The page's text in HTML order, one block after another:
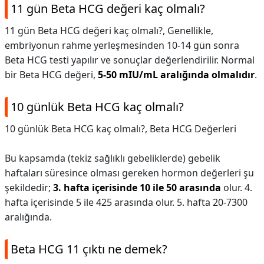
11 gün Beta HCG değeri kaç olmalı?
11 gün Beta HCG değeri kaç olmalı?, Genellikle,
embriyonun rahme yerleşmesinden 10-14 gün sonra
Beta HCG testi yapılır ve sonuçlar değerlendirilir. Normal
bir Beta HCG değeri, 5-50 mIU/mL aralığında olmalıdır.
10 günlük Beta HCG kaç olmalı?
10 günlük Beta HCG kaç olmalı?, Beta HCG Değerleri
Bu kapsamda (tekiz sağlıklı gebeliklerde) gebelik
haftaları süresince olması gereken hormon değerleri şu
şekildedir; 3. hafta içerisinde 10 ile 50 arasında olur. 4.
hafta içerisinde 5 ile 425 arasında olur. 5. hafta 20-7300
aralığında.
Beta HCG 11 çıktı ne demek?